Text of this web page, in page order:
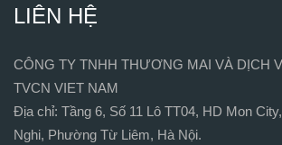
LIÊN HỆ
CÔNG TY TNHH THƯƠNG MAI VÀ DỊCH
TVCN VIET NAM
Địa chỉ: Tầng 6, Số 11 Lô TT04, HD Mon
Nghi, Phường Từ Liêm, Hà Nội.